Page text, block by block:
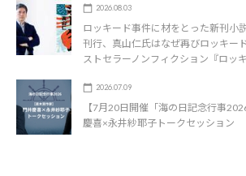
2026.08.03
ロッキード事件に材をとった新刊小
刊行、真山仁氏はなぜ再びロッキー
ストセラーノンフィクション『ロッ
2026.07.09
【7月20日開催「海の日記念行事
慶喜×永井紗耶子トークセッション